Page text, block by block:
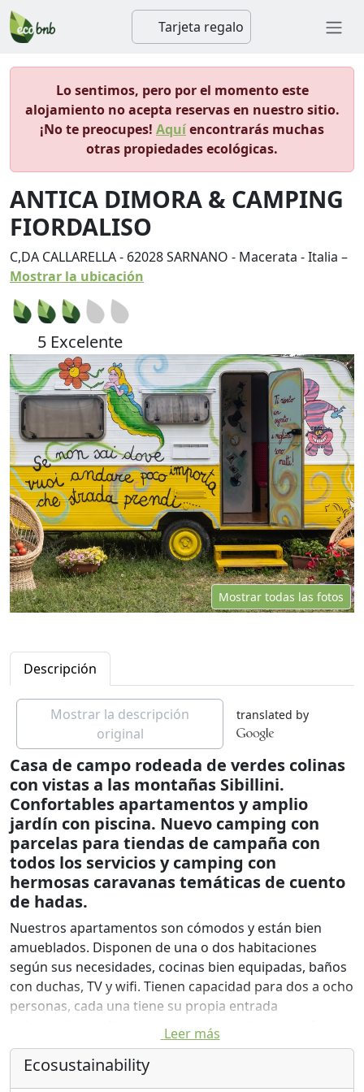
Tarjeta regalo
Lo sentimos, pero por el momento este
alojamiento no acepta reservas en nuestro sitio.
¡No te preocupes! Aquíencontrarás muchas
otras propiedades ecológicas.
ANTICA DIMORA & CAMPING
FIORDALISO
C,DA CALLARELLA- 62028SARNANO - Macerata -Italia –
Mostrar la ubicación
5 Excelente
Mostrar todas las fotos
Descripción
Mostrar la descripción
original
translated by
Casa de campo rodeada de verdes colinas
con vistas a las montañas Sibillini.
Confortables apartamentos y amplio
jardín con piscina. Nuevo camping con
parcelas para tiendas de campaña con
todos los servicios y camping con
hermosas caravanas temáticas de cuento
de hadas.
Nuestros apartamentos son cómodos y están bien
amueblados. Disponen de una o dos habitaciones
según sus necesidades, cocinas bien equipadas, baños
con duchas, TV y wifi. Tienen capacidad para dos a ocho
personas, cada una tiene su propia entrada
independiente. Algunas tienen vistas a las montañas,
otras al jardín y un apartamento de 2 dormitorios para
personas con movilidad reducida.
Leer más
Ecosustainability